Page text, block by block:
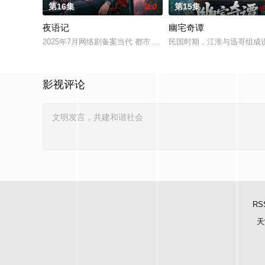
第16集 2.0
夜语记
2025年7月网络剧备案当代 都市 海南越酷文化传媒有限公司
第15集
幽宅奇谭
民国时期，江淮与迅哥组成
影视评论